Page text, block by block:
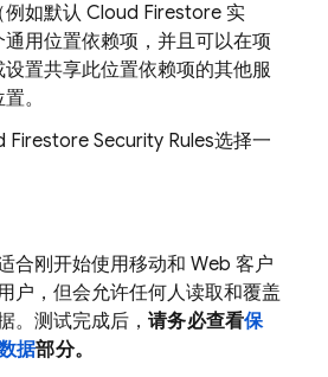
例如默认 Cloud Firestore 实
用位置依赖项，并且可以在项
设置共享此位置依赖项的其他服
。
Firestore Security Rules选择一
合刚开始使用移动和 Web 客户
户，但会允许任何人读取和覆盖
。测试完成后， 请务必查看保
据部分。